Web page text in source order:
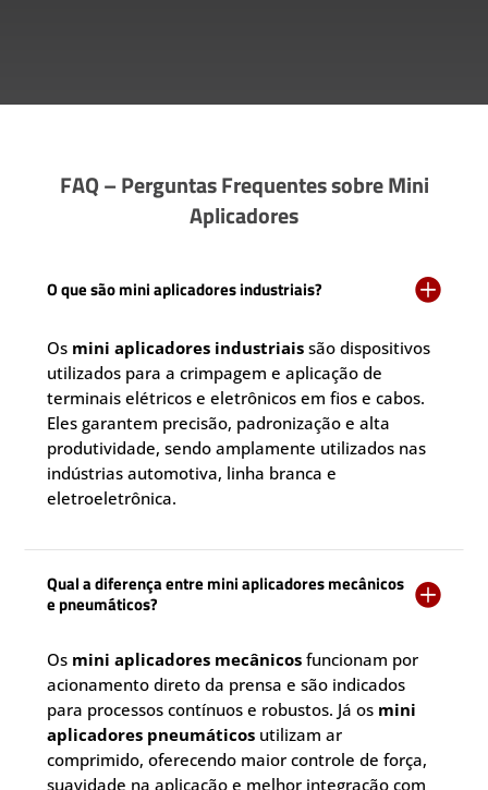
FAQ – Perguntas Frequentes sobre Mini
Aplicadores
O que são mini aplicadores industriais? 
Os mini aplicadores industriais são dispositivos
utilizados para a crimpagem e aplicação de
terminais elétricos e eletrônicos em fios e cabos.
Eles garantem precisão, padronização e alta
produtividade, sendo amplamente utilizados nas
indústrias automotiva, linha branca e
eletroeletrônica.
Qual a diferença entre mini aplicadores mecânicos
e pneumáticos?

Os mini aplicadores mecânicos funcionam por
acionamento direto da prensa e são indicados
para processos contínuos e robustos. Já os mini
aplicadores pneumáticos utilizam ar
comprimido, oferecendo maior controle de força,
suavidade na aplicação e melhor integração com